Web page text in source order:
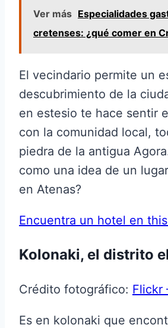
Ver más Especialidades
cretenses: ¿qué comer en
El vecindario permite un
descubrimiento de la
en estesio te hace sentir
con la comunidad local,
piedra de la antigua
como una idea de un
en Atenas?
Encuentra un hotel en
Kolonaki, el distrito
Crédito fotográfico: Flickr
Es en kolonaki que